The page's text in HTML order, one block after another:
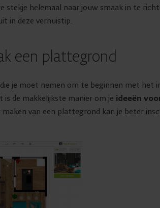
stekje helemaal naar jouw smaak in te
in deze verhuistip.
een plattegrond
je moet nemen om te beginnen met het
de makkelijkste manier om je ideeën
van een plattegrond kan je beter